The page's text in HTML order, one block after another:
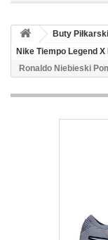
Buty
Nike Tiempo Legend X
Ronaldo Niebieski